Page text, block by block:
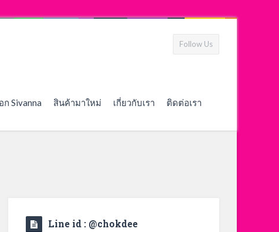
Follow Us
Sivanna สินค้ามาใหม่ เกี่ยวกับเรา ติดต่อเรา
Line id : @chokdee